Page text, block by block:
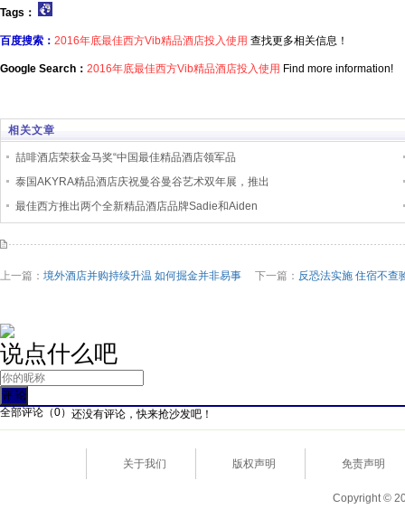
Tags：
百度搜索： 2016年底最佳西方Vib精品酒店投入使用 查找更多相关信息！
Google Search： 2016年底最佳西方Vib精品酒店投入使用 Find more information!
相关文章
喆啡酒店荣获金马奖“中国最佳精品酒店领军品
泰国AKYRA精品酒店庆祝曼谷曼谷艺术双年展，推出
最佳西方推出两个全新精品酒店品牌Sadie和Aiden
上一篇： 境外酒店并购持续升温 如何掘金并非易事 下一篇： 反恐法实施 住宿不查
说点什么吧
全部评论（0） 还没有评论，快来抢沙发吧！
关于我们 版权声明 免责声明
Copyright ©